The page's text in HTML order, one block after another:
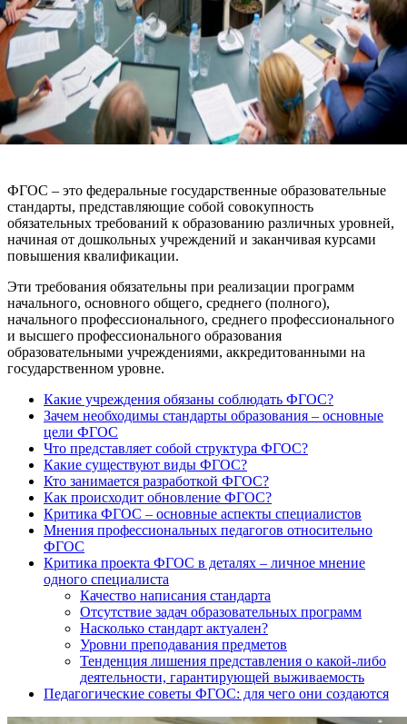
ФГОС – это федеральные государственные образовательные
стандарты, представляющие собой совокупность
обязательных требований к образованию различных уровней,
начиная от дошкольных учреждений и заканчивая курсами
повышения квалификации.
Эти требования обязательны при реализации программ
начального, основного общего, среднего (полного),
начального профессионального, среднего профессионального
и высшего профессионального образования
образовательными учреждениями, аккредитованными на
государственном уровне.
Какие учреждения обязаны соблюдать ФГОС?
Зачем необходимы стандарты образования – основные
цели ФГОС
Что представляет собой структура ФГОС?
Какие существуют виды ФГОС?
Кто занимается разработкой ФГОС?
Как происходит обновление ФГОС?
Критика ФГОС – основные аспекты специалистов
Мнения профессиональных педагогов относительно
ФГОС
Критика проекта ФГОС в деталях – личное мнение
одного специалиста
Качество написания стандарта
Отсутствие задач образовательных программ
Насколько стандарт актуален?
Уровни преподавания предметов
Тенденция лишения представления о какой-либо
деятельности, гарантирующей выживаемость
Педагогические советы ФГОС: для чего они создаются